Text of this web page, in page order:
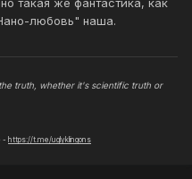
такая же фантастика, как
любовь" наша.
truth, whether it's scientific truth or
- https://t.me/uglyklingons